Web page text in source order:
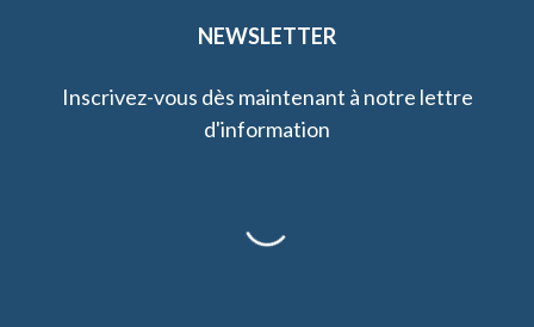
NEWSLETTER
Inscrivez-vous dès maintenant à notre lettre
d'information